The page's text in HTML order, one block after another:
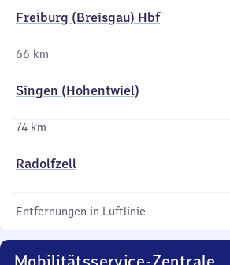
Freiburg (Breisgau) Hbf
66 km
Singen (Hohentwiel)
74 km
Radolfzell
Entfernungen in Luftlinie